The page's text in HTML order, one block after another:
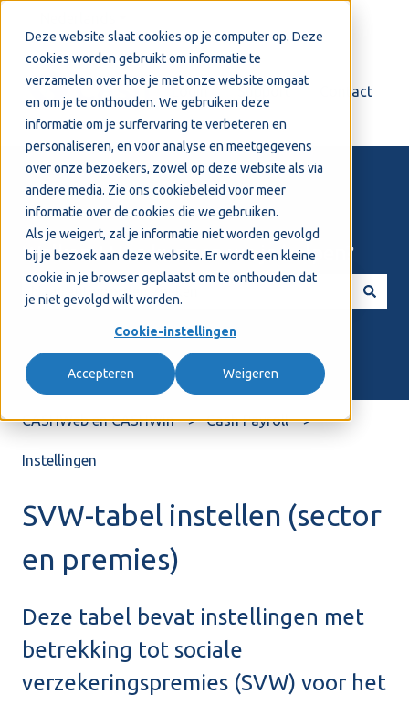
Deze website slaat cookies op je computer op. Deze
cookies worden gebruikt om informatie te
verzamelen over hoe je met onze website omgaat
en om je te onthouden. We gebruiken deze
informatie om je surfervaring te verbeteren en
personaliseren, en voor analyse en meetgegevens
over onze bezoekers, zowel op deze website als via
andere media. Zie ons cookiebeleid voor meer
informatie over de cookies die we gebruiken.
Als je weigert, zal je informatie niet worden gevolgd
bij je bezoek aan deze website. Er wordt een kleine
cookie in je browser geplaatst om te onthouden dat
je niet gevolgd wilt worden.
Cookie-instellingen
Accepteren Weigeren
Support Contact
Welkom! Hoe kunnen we je helpen?
CASHWeb en CASHWin Cash Payroll
Instellingen
SVW-tabel instellen (sector
en premies)
Deze tabel bevat instellingen met
betrekking tot sociale
verzekeringspremies (SVW) voor het